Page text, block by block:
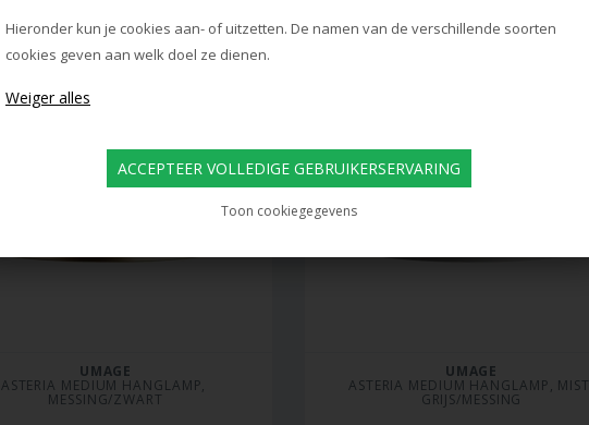
Hieronder kun je cookies aan- of uitzetten. De namen van de verschillende soorten
cookies geven aan welk doel ze dienen.
Toon cookiegegevens
UMAGE
ASTERIA MEDIUM HANGLAMP,
MESSING/ZWART
UMAGE
ASTERIA MEDIUM HANGLAMP, MIST
GRIJS/MESSING